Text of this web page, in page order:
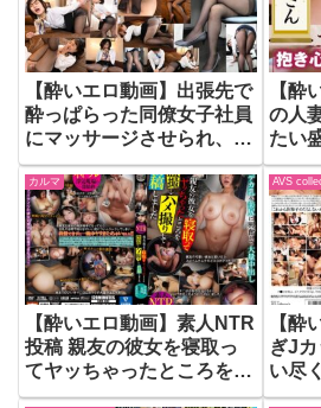
【酔いエロ動画】出張先で
酔っぱらった同僚女子社員
にマッサージさせられ、黒
パンストから透けて見える
パンチラに我慢できずハメ
ちゃいました 水卜麻衣奈
【酔
の人
たい
カルマ
【酔いエロ動画】素人NTR
投稿 親友の彼女を寝取っ
てヤッちゃったところを盗
撮→ハメ撮りして投稿しま
AVS
【酔
ぎJ
い尽
生々